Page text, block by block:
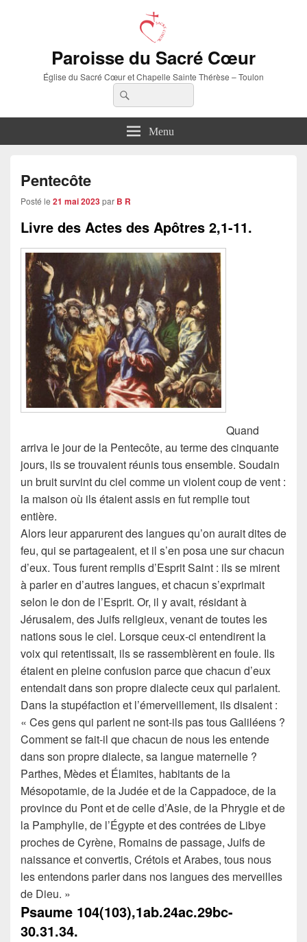
Paroisse du Sacré Cœur
Église du Sacré Cœur et Chapelle Sainte Thérèse – Toulon
Recherche :
Menu
Pentecôte
Posté le 21 mai 2023par B R
Livre des Actes des Apôtres 2,1-11.
Quand
arriva le jour de la Pentecôte, au terme des cinquante
jours, ils se trouvaient réunis tous ensemble. Soudain
un bruit survint du ciel comme un violent coup de vent :
la maison où ils étaient assis en fut remplie tout
entière.
Alors leur apparurent des langues qu’on aurait dites de
feu, qui se partageaient, et il s’en posa une sur chacun
d’eux. Tous furent remplis d’Esprit Saint : ils se mirent
à parler en d’autres langues, et chacun s’exprimait
selon le don de l’Esprit. Or, il y avait, résidant à
Jérusalem, des Juifs religieux, venant de toutes les
nations sous le ciel. Lorsque ceux-ci entendirent la
voix qui retentissait, ils se rassemblèrent en foule. Ils
étaient en pleine confusion parce que chacun d’eux
entendait dans son propre dialecte ceux qui parlaient.
Dans la stupéfaction et l’émerveillement, ils disaient :
« Ces gens qui parlent ne sont-ils pas tous Galiléens ?
Comment se fait-il que chacun de nous les entende
dans son propre dialecte, sa langue maternelle ?
Parthes, Mèdes et Élamites, habitants de la
Mésopotamie, de la Judée et de la Cappadoce, de la
province du Pont et de celle d’Asie, de la Phrygie et de
la Pamphylie, de l’Égypte et des contrées de Libye
proches de Cyrène, Romains de passage, Juifs de
naissance et convertis, Crétois et Arabes, tous nous
les entendons parler dans nos langues des merveilles
de Dieu. »
Psaume 104(103),1ab.24ac.29bc-
30.31.34.